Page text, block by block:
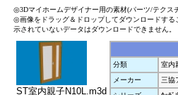
◎3Dマイホームデザイナー用の素材(パーツ/テクス
◎画像をドラッグ＆ドロップしてダウンロードす
示されていないデータはダウンロードできません。
ST室内親子N10L.m3d
分類
室内
メーカー
三協